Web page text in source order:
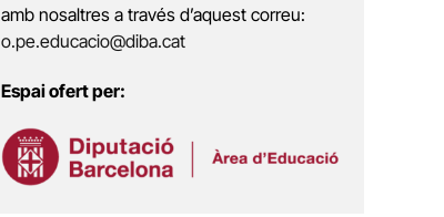
amb nosaltres a través d’aquest correu:
o.pe.educacio@diba.cat
Espai ofert per: